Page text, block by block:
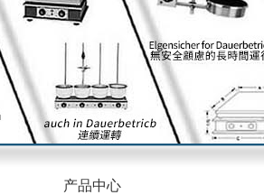
产品中心